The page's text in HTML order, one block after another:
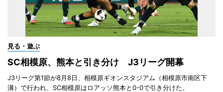
見る・遊ぶ
SC相模原、熊本と引き分け J3リーグ開幕
J3リーグ第1節が8月8日、相模原ギオンスタジアム（相模原市南区下
溝）で行われ、SC相模原はロアッソ熊本と0-0で引き分けた。